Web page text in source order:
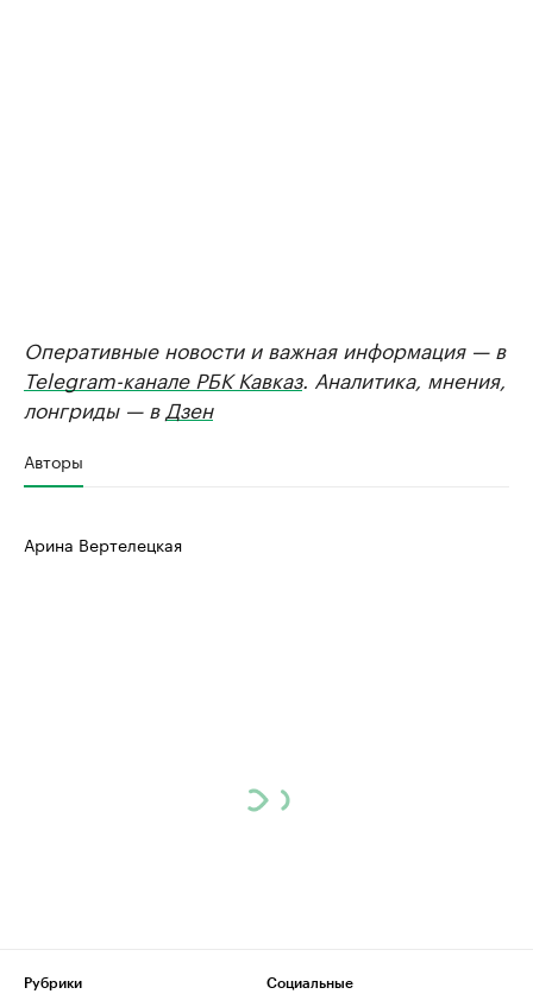
Оперативные новости и важная информация — в
Telegram-канале РБК Кавказ. Аналитика, мнения,
лонгриды — в Дзен
Авторы
Арина Вертелецкая
Рубрики
Социальные